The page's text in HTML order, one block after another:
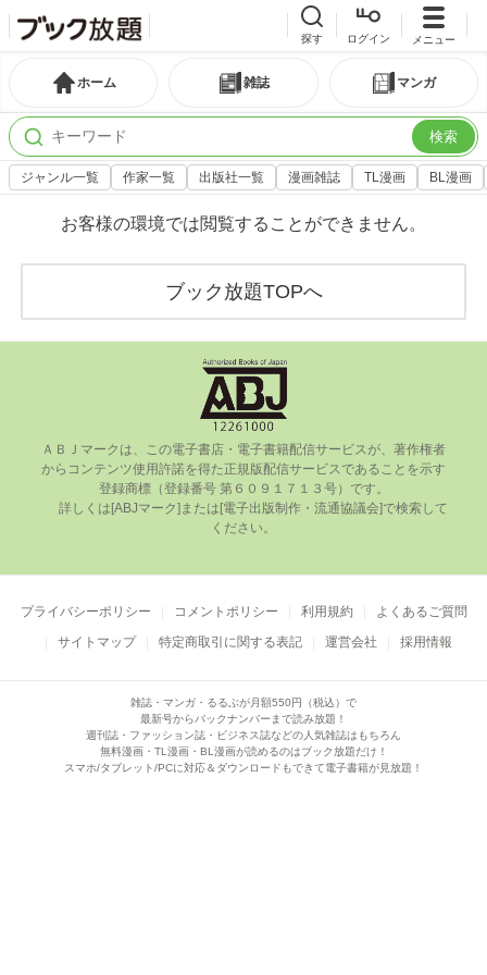
探す ログイン メニュー
ホーム 雑誌 マンガ
検索
ジャンル一覧 作家一覧 出版社一覧 漫画雑誌 TL漫画 BL漫画
お客様の環境では閲覧することができません。
ブック放題TOPへ
ＡＢＪマークは、この電⼦書店・電⼦書籍配信サービスが、著作権者
からコンテンツ使⽤許諾を得た正規版配信サービスであることを⽰す
登録商標（登録番号 第６０９１７１３号）です。
ください。
プライバシーポリシー コメントポリシー 利用規約
よくあるご質問
サイトマップ
特定商取引に関する表記 運営会社 採用情報
雑誌・マンガ・るるぶが月額550円（税込）で
最新号からバックナンバーまで読み放題！
週刊誌・ファッション誌・ビジネス誌などの人気雑誌はもちろん
無料漫画・TL漫画・BL漫画が読めるのはブック放題だけ！
スマホ/タブレット/PCに対応＆ダウンロードもできて電子書籍が見放題！